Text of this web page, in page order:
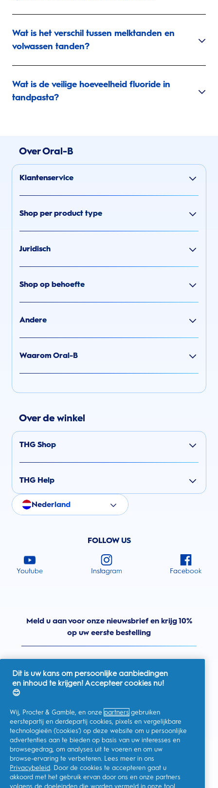
Wat is het verschil tussen melktanden en
volwassen tanden?
Wat is de veilige hoeveelheid fluoride in
tandpasta?
Over Oral-B
Klantenservice
Shop per product type
Juridisch
Shop op behoefte
Andere
Waarom Oral-B
Over de winkel
THG Shop
THG Help
Nederland
FOLLOW US
Youtube Instagram Facebook
Meld u aan voor onze nieuwsbrief en krijg 10%
op uw eerste bestelling
Ik geef toestemming voor het ontvangen van
gepersonaliseerde communicatie met betrekking tot
aanbiedingen, nieuws en andere promotionele initiatieven van
Oral-B en andere
P&G-merken
kan me op elk momentafmelden.
Procter & Gamble, als verwerkingsverantwoordelijke, zal uw
persoonlijke gegevens verwerken zodat u zich bij deze site kunt
registreren en de interactie kunt aangaan met de aangeboden
Dit is uw kans om persoonlijke aanbiedingen
en inhoud te krijgen! Accepteer cookies nu!
😊
Wij, Procter & Gamble, en onze partners gebruiken
eerstepartij en derdepartij cookies, pixels en vergelijkbare
technologieën ('cookies') op deze website om u persoonlijke
advertenties aan te bieden op basis van uw interesses en
browsegedrag, om analyses uit te voeren en om uw
browse-ervaring te verbeteren. Lees meer in ons
Privacybeleid. Door de cookies te accepteren gaat u
akkoord met het gebruik ervan door ons en onze partners
volgens de doeleinden die worden vermeld in onze tool